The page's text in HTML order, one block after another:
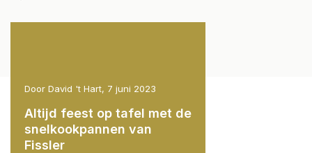
Door David 't Hart, 7 juni 2023
Altijd feest op tafel met de
snelkookpannen van
Fissler